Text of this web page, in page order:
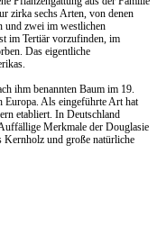
zirka sechs Arten, von denen
und zwei im westlichen
im Tertiär vorzufinden, im
Das eigentliche
ihm benannten Baum im 19.
Europa. Als eingeführte Art hat
etabliert. In Deutschland
Merkmale der Douglasie
Kernholz und große natürliche